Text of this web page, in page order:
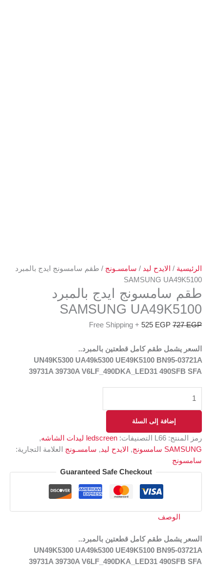
الرئيسية / الايدح ليد / سامسـونج / طقم سامسونج ايدج بالمبرد
SAMSUNG UA49K5100
طقم سامسونج ايدج بالمبرد
SAMSUNG UA49K5100
727EGP
525 EGP
+ Free Shipping
السعر يشمل طقم كامل قطعتين بالمبرد..
UN49K5300 UA49k5300 UE49K5100 BN95-03721A
39731A 39730A V6LF_490DKA_LED31 490SFB SFA
إضافة إلى السلة
رمز المنتج: L66 التصنيفات: ledscreen ليدات الشاشه
,
SAMSUNG سامسونج
, الايدح ليد, سامسـونج العلامة التجارية:
سامسونج
Guaranteed Safe Checkout
الوصف
السعر يشمل طقم كامل قطعتين بالمبرد..
UN49K5300 UA49k5300 UE49K5100 BN95-03721A
39731A 39730A V6LF_490DKA_LED31 490SFB SFA